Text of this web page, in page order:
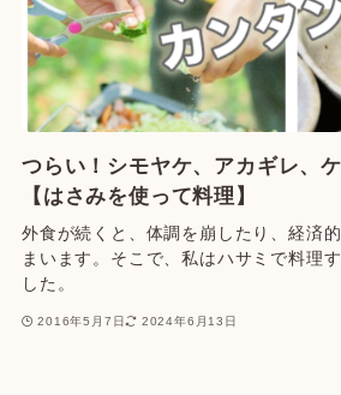
つらい！シモヤケ、アカギレ、
【はさみを使って料理】
外食が続くと、体調を崩したり、経済
まいます。そこで、私はハサミで料理
した。
2016年5月7日 2024年6月13日